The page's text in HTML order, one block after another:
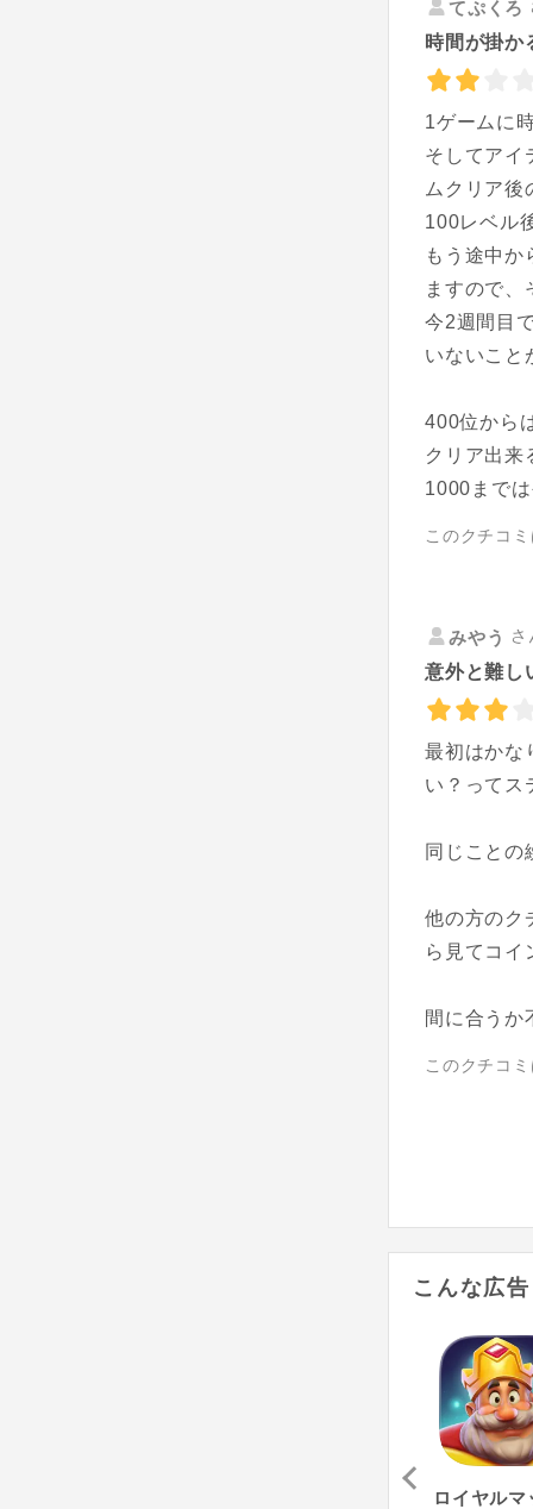
てぷくろ
時間が掛か
1ゲームに
そしてアイ
ムクリア後
100レベル
もう途中
ますので、
今2週間目
いないこ
400位から
クリア出来
1000まで
このクチコ
みやう
意外と難し
最初はかな
い？ってス
同じこと
他の方のク
ら見てコイ
間に合うか
このクチコ
こんな広